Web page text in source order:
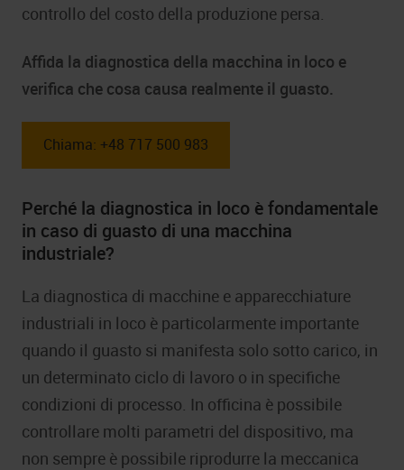
controllo del costo della produzione persa.
Affida la diagnostica della macchina in loco e
verifica che cosa causa realmente il guasto.
Chiama: +48 717 500 983
Perché la diagnostica in loco è fondamentale
in caso di guasto di una macchina
industriale?
La diagnostica di macchine e apparecchiature
industriali in loco è particolarmente importante
quando il guasto si manifesta solo sotto carico, in
un determinato ciclo di lavoro o in specifiche
condizioni di processo. In officina è possibile
controllare molti parametri del dispositivo, ma
non sempre è possibile riprodurre la meccanica